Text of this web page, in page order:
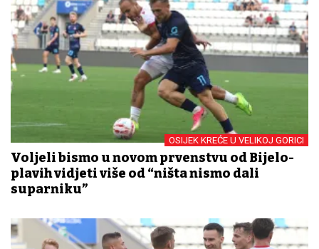
OSIJEK KREĆE U VELIKOJ GORICI
Voljeli bismo u novom prvenstvu od Bijelo-
plavih vidjeti više od “ništa nismo dali
suparniku”